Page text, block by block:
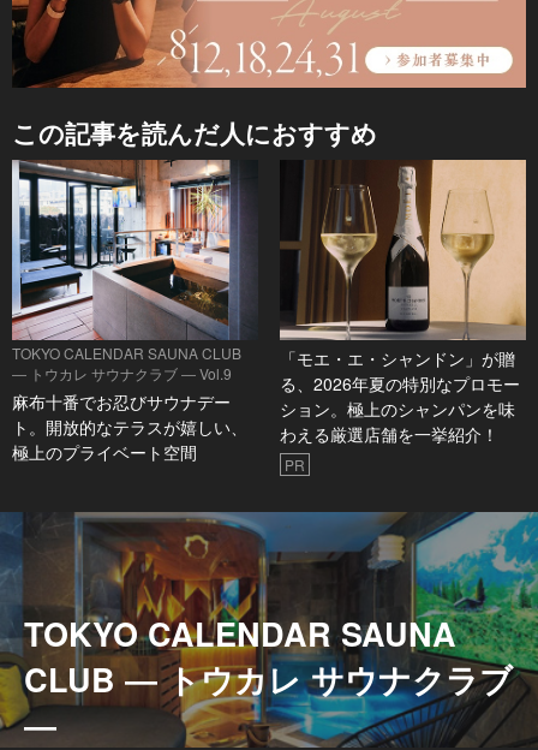
この記事を読んだ人におすすめ
TOKYO CALENDAR SAUNA CLUB
― トウカレ サウナクラブ ― Vol.9
麻布十番でお忍びサウナデー
ト。開放的なテラスが嬉しい、
極上のプライベート空間
「モエ・エ・シャンドン」が贈
る、2026年夏の特別なプロモー
ション。極上のシャンパンを味
わえる厳選店舗を一挙紹介！
PR
TOKYO CALENDAR SAUNA
CLUB ― トウカレ サウナクラブ
―